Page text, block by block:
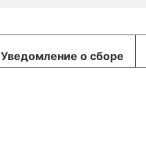
Уведомление о сборе